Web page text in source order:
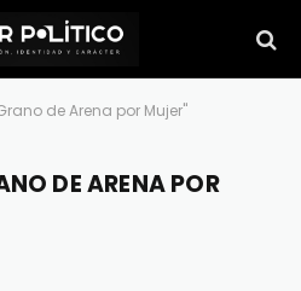
de Arena por Mujer"
DE ARENA POR